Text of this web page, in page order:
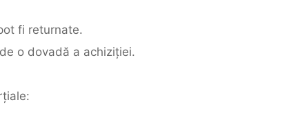
fi returnate.
o dovadă a achiziției.